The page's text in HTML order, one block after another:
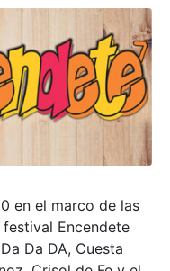
en el marco de las
Encendete
Da DA, Cuesta